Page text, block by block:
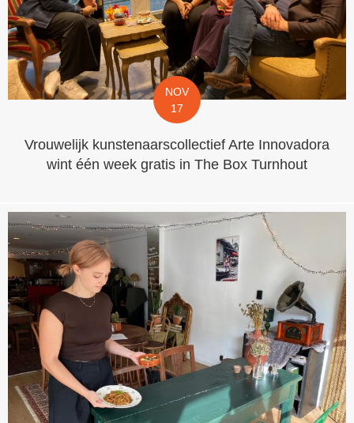
NOV
17
Vrouwelijk kunstenaarscollectief Arte Innovadora
wint één week gratis in The Box Turnhout